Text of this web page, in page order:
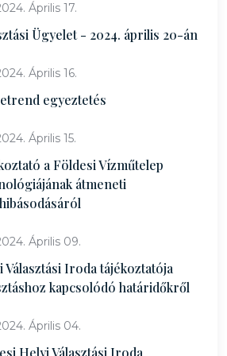
Április 17.
Ügyelet - 2024. április 20-án
Április 16.
egyeztetés
Április 15.
a Földesi Vízműtelep
átmeneti
Április 09.
Választási Iroda tájékoztatója
kapcsolódó határidőkről
Április 04.
Helyi Választási Iroda